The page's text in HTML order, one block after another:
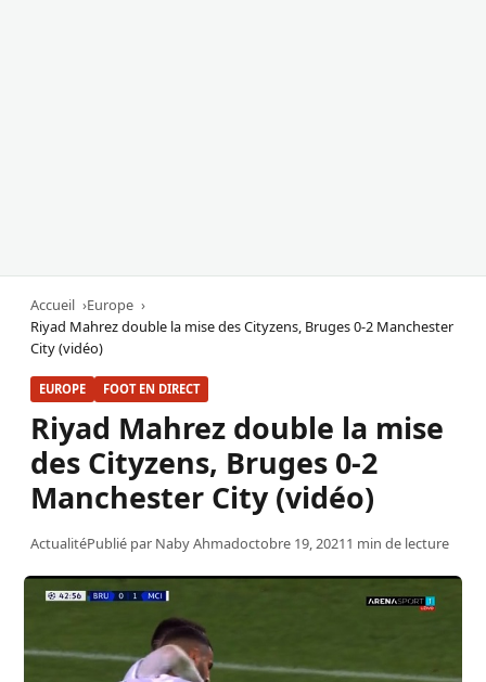
Accueil
Europe
Riyad Mahrez double la mise des Cityzens, Bruges 0-2 Manchester
City (vidéo)
EUROPE FOOT EN DIRECT
Riyad Mahrez double la mise
des Cityzens, Bruges 0-2
Manchester City (vidéo)
ActualitéPublié par Naby Ahmadoctobre 19, 20211 min de lecture